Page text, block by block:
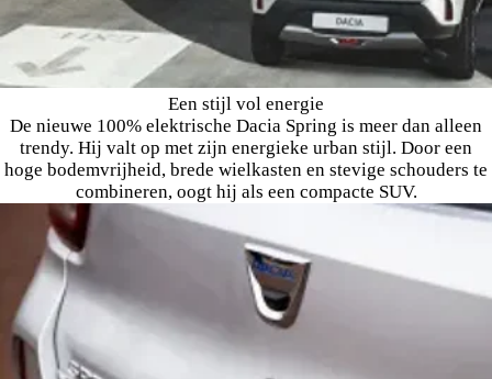
Een stijl vol energie
De nieuwe 100% elektrische Dacia Spring is meer dan alleen
trendy. Hij valt op met zijn energieke urban stijl. Door een
hoge bodemvrijheid, brede wielkasten en stevige schouders te
combineren, oogt hij als een compacte SUV.